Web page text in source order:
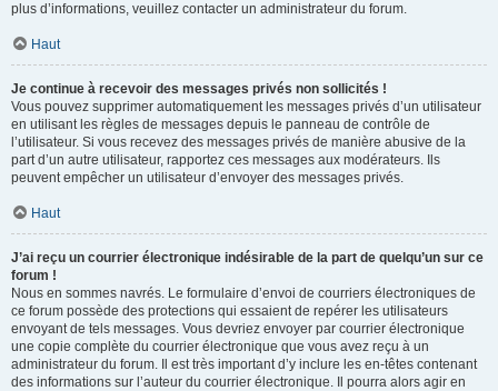
plus d’informations, veuillez contacter un administrateur du forum.
Haut
Je continue à recevoir des messages privés non sollicités !
Vous pouvez supprimer automatiquement les messages privés d’un utilisateur
en utilisant les règles de messages depuis le panneau de contrôle de
l’utilisateur. Si vous recevez des messages privés de manière abusive de la
part d’un autre utilisateur, rapportez ces messages aux modérateurs. Ils
peuvent empêcher un utilisateur d’envoyer des messages privés.
Haut
J’ai reçu un courrier électronique indésirable de la part de quelqu’un sur ce
forum !
Nous en sommes navrés. Le formulaire d’envoi de courriers électroniques de
ce forum possède des protections qui essaient de repérer les utilisateurs
envoyant de tels messages. Vous devriez envoyer par courrier électronique
une copie complète du courrier électronique que vous avez reçu à un
administrateur du forum. Il est très important d’y inclure les en-têtes contenant
des informations sur l’auteur du courrier électronique. Il pourra alors agir en